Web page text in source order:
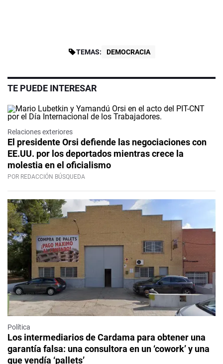
TEMAS: DEMOCRACIA
TE PUEDE INTERESAR
Relaciones exteriores
El presidente Orsi defiende las negociaciones con
EE.UU. por los deportados mientras crece la
molestia en el oficialismo
POR REDACCIÓN BÚSQUEDA
Política
Los intermediarios de Cardama para obtener una
garantía falsa: una consultora en un ‘cowork’ y una
que vendía ‘pallets’